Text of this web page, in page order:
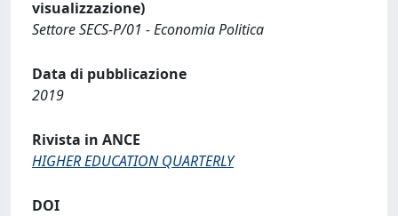
visualizzazione)
Settore SECS-P/01 - Economia Politica
Data di pubblicazione
2019
Rivista in ANCE
HIGHER EDUCATION QUARTERLY
DOI